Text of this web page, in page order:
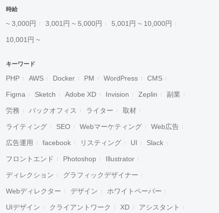
時給
~ 3,000円 3,001円 ~ 5,000円 5,001円 ~ 10,000円
10,001円 ~
キーワード
PHP AWS Docker PM WordPress CMS
Figma Sketch Adobe XD Invision Zeplin 副業
労務 バックオフィス ライター 取材
ライティング SEO Webマーケティング Web広告
広告運用 facebook リスティング UI Slack
フロントエンド Photoshop Illustrator
ディレクション グラフィックデザイナー
Webディレクター デザイン ホワイトペーパー
UIデザイン クライアントワーク XD アシスタント